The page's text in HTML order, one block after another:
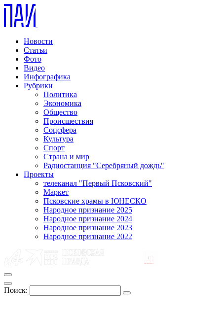
Новости
Статьи
Фото
Видео
Инфографика
Рубрики
Политика
Экономика
Общество
Происшествия
Соцсфера
Культура
Спорт
Страна и мир
Радиостанция "Серебряный дождь"
Проекты
телеканал "Первый Псковский"
Маркет
Псковские храмы в ЮНЕСКО
Народное признание 2025
Народное признание 2024
Народное признание 2023
Народное признание 2022
Поиск: